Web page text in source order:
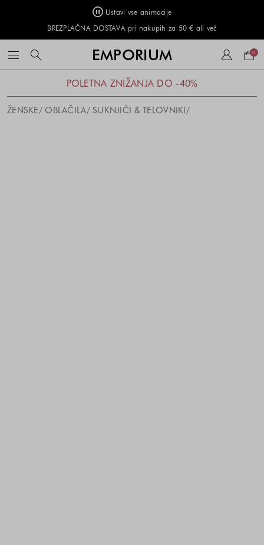
Ustavi vse animacije
BREZPLAČNA DOSTAVA pri nakupih za 50 € ali več
EMPORIUM 0
POLETNA ZNIŽANJA DO -40%
ŽENSKE OBLAČILA SUKNJIČI & TELOVNIKI